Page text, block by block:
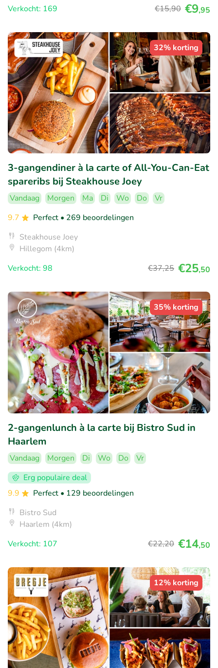
Verkocht: 169
€15,90 €9,95
32% korting
3-gangendiner à la carte of All-You-Can-Eat
spareribs bij Steakhouse Joey
Vandaag Morgen Ma Di Wo Do
Vr
9.7
Perfect • 269 beoordelingen
Steakhouse Joey
Hillegom (4km)
Verkocht: 98
€37,25 €25,50
35% korting
2-gangenlunch à la carte bij Bistro Sud in
Haarlem
Vandaag Morgen Di Wo Do
Vr
Erg populaire deal
9.9
Perfect • 129 beoordelingen
Bistro Sud
Haarlem (4km)
Verkocht: 107
€22,20 €14,50
12% korting